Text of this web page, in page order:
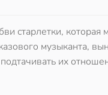
старлетки,
музыканта,
их